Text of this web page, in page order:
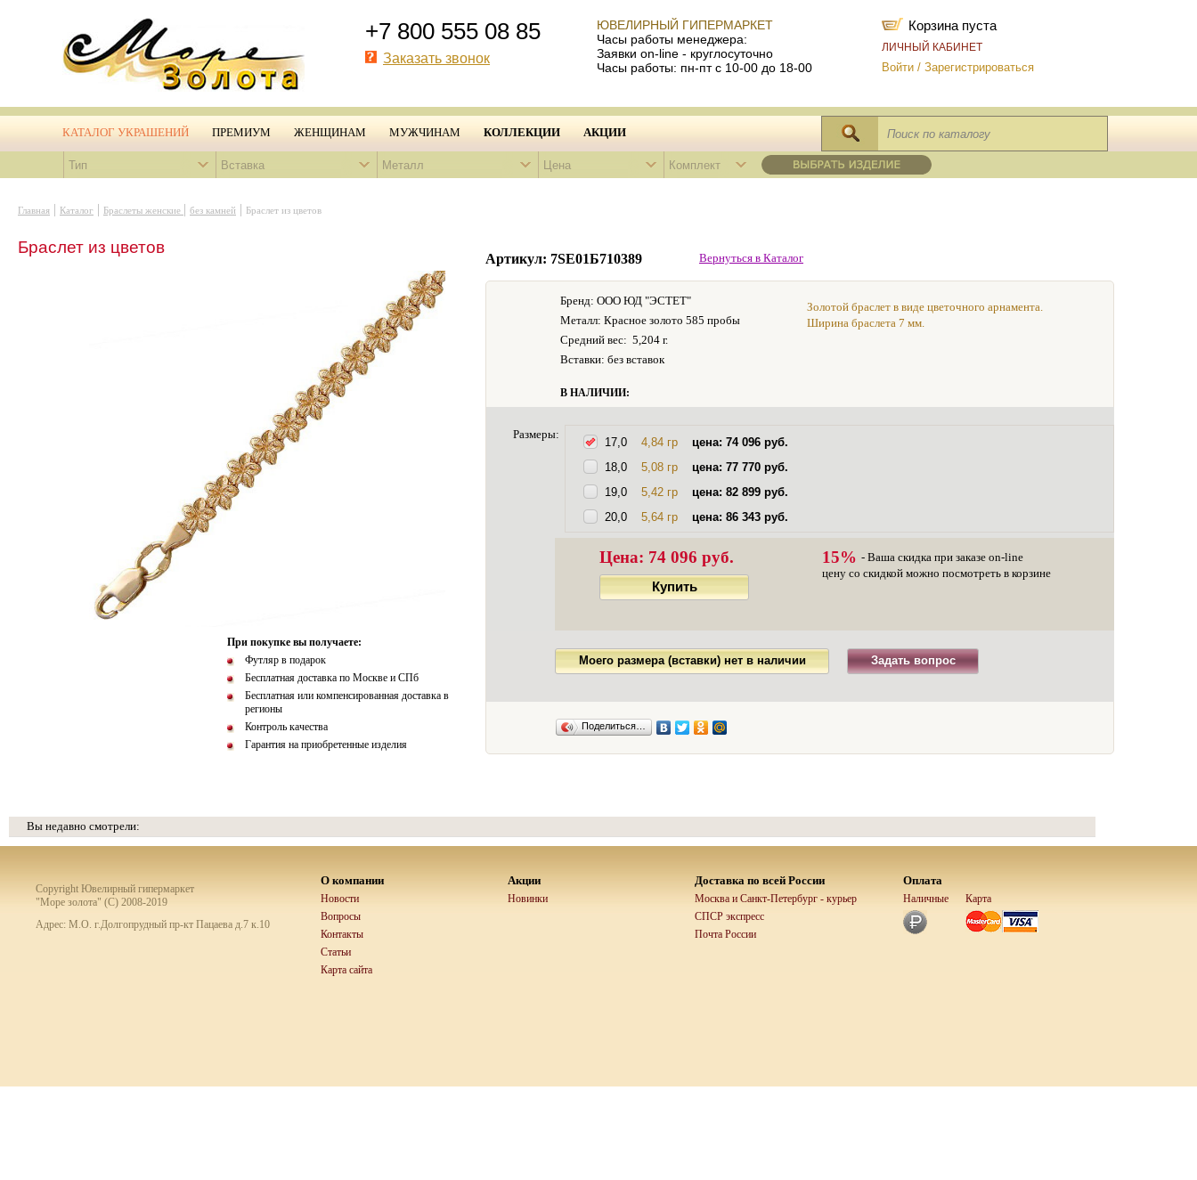
+7 800 555 08 85
Заказать звонок
ЮВЕЛИРНЫЙ ГИПЕРМАРКЕТ
Часы работы менеджера:
Заявки on-line - круглосуточно
Часы работы: пн-пт с 10-00 до 18-00
Корзина пуста
ЛИЧНЫЙ КАБИНЕТ
Войти / Зарегистрироваться
КАТАЛОГ УКРАШЕНИЙ ПРЕМИУМ ЖЕНЩИНАМ МУЖЧИНАМ КОЛЛЕКЦИИ АКЦИИ
Тип Вставка Металл Цена Комплект
Главная | Каталог | Браслеты женские | без камней | Браслет из цветов
Браслет из цветов
При покупке вы получаете:
Футляр в подарок
Бесплатная доставка по Москве и СПб
Бесплатная или компенсированная доставка в
регионы
Контроль качества
Гарантия на приобретенные изделия
Артикул: 7SE01Б710389 Вернуться в Каталог
Бренд: ООО ЮД "ЭСТЕТ"
Металл: Красное золото 585 пробы
Средний вес: 5,204 г.
Вставки: без вставок
В НАЛИЧИИ:
Золотой браслет в виде цветочного арнамента.
Ширина браслета 7 мм.
Размеры:
17,0 4,84 гр
цена: 74 096 руб.
18,0 5,08 гр
цена: 77 770 руб.
19,0 5,42 гр
цена: 82 899 руб.
20,0 5,64 гр цена: 86 343 руб.
Цена: 74 096 руб.
Купить
15% - Ваша скидка при заказе on-line
цену со скидкой можно посмотреть в корзине
Моего размера (вставки) нет в наличии Задать вопрос
Поделиться…
Вы недавно смотрели:
Copyright Ювелирный гипермаркет
"Море золота" (C) 2008-2019
Адрес: М.О. г.Долгопрудный пр-кт Пацаева д.7 к.10
О компании
Новости
Вопросы
Контакты
Статьи
Карта сайта
Акции
Новинки
Доставка по всей России
Москва и Санкт-Петербург - курьер
СПСР экспресс
Почта России
Оплата
Наличные Карта